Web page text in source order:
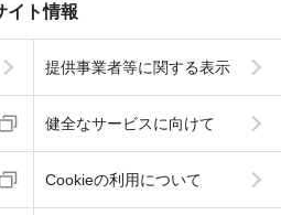
イト情報
提供事業者等に関する表示
健全なサービスに向けて
Cookieの利用について